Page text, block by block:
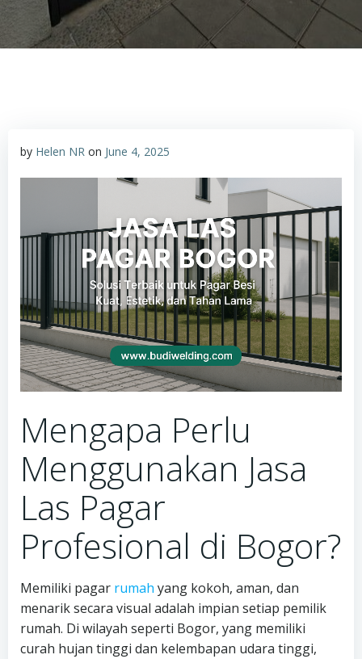
by Helen NR on June 4, 2025
Mengapa Perlu
Menggunakan Jasa
Las Pagar
Profesional di Bogor?
Memiliki pagar rumah yang kokoh, aman, dan
menarik secara visual adalah impian setiap pemilik
rumah. Di wilayah seperti Bogor, yang memiliki
curah hujan tinggi dan kelembapan udara tinggi,